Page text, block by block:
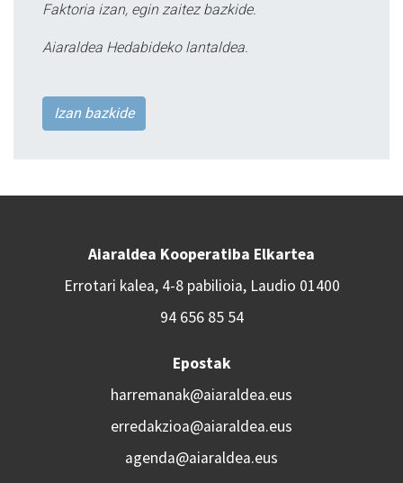
Faktoria izan, egin zaitez bazkide.
Aiaraldea Hedabideko lantaldea.
Izan bazkide
Aiaraldea Kooperatiba Elkartea
Errotari kalea, 4-8 pabilioia, Laudio 01400
94 656 85 54
Epostak
harremanak@aiaraldea.eus
erredakzioa@aiaraldea.eus
agenda@aiaraldea.eus